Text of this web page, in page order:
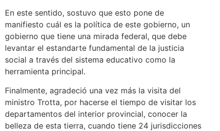
En este sentido, sostuvo que esto pone de
manifiesto cuál es la política de este gobierno, un
gobierno que tiene una mirada federal, que debe
levantar el estandarte fundamental de la justicia
social a través del sistema educativo como la
herramienta principal.
Finalmente, agradeció una vez más la visita del
ministro Trotta, por hacerse el tiempo de visitar los
departamentos del interior provincial, conocer la
belleza de esta tierra, cuando tiene 24 jurisdicciones